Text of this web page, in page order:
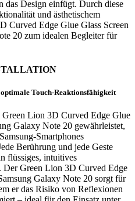
das Design einfügt. Durch diese
und ästhetischem
Curved Edge Glue Glass Screen
20 zum idealen Begleiter für
Touch-Reaktionsfähigkeit
Lion 3D Curved Edge Glue
Galaxy Note 20 gewährleistet,
Smartphones
Berührung und jede Geste
flüssiges, intuitives
Der Green Lion 3D Curved Edge
Galaxy Note 20 sorgt für
er das Risiko von Reflexionen